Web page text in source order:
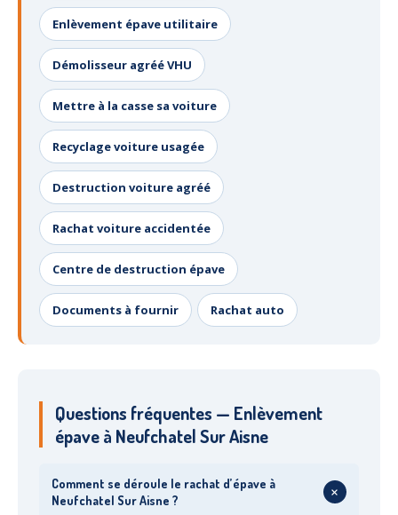
Enlèvement épave utilitaire
Démolisseur agréé VHU
Mettre à la casse sa voiture
Recyclage voiture usagée
Destruction voiture agréé
Rachat voiture accidentée
Centre de destruction épave
Documents à fournir Rachat auto
Questions fréquentes — Enlèvement
épave à Neufchatel Sur Aisne
Comment se déroule le rachat d’épave à
Neufchatel Sur Aisne ?
+